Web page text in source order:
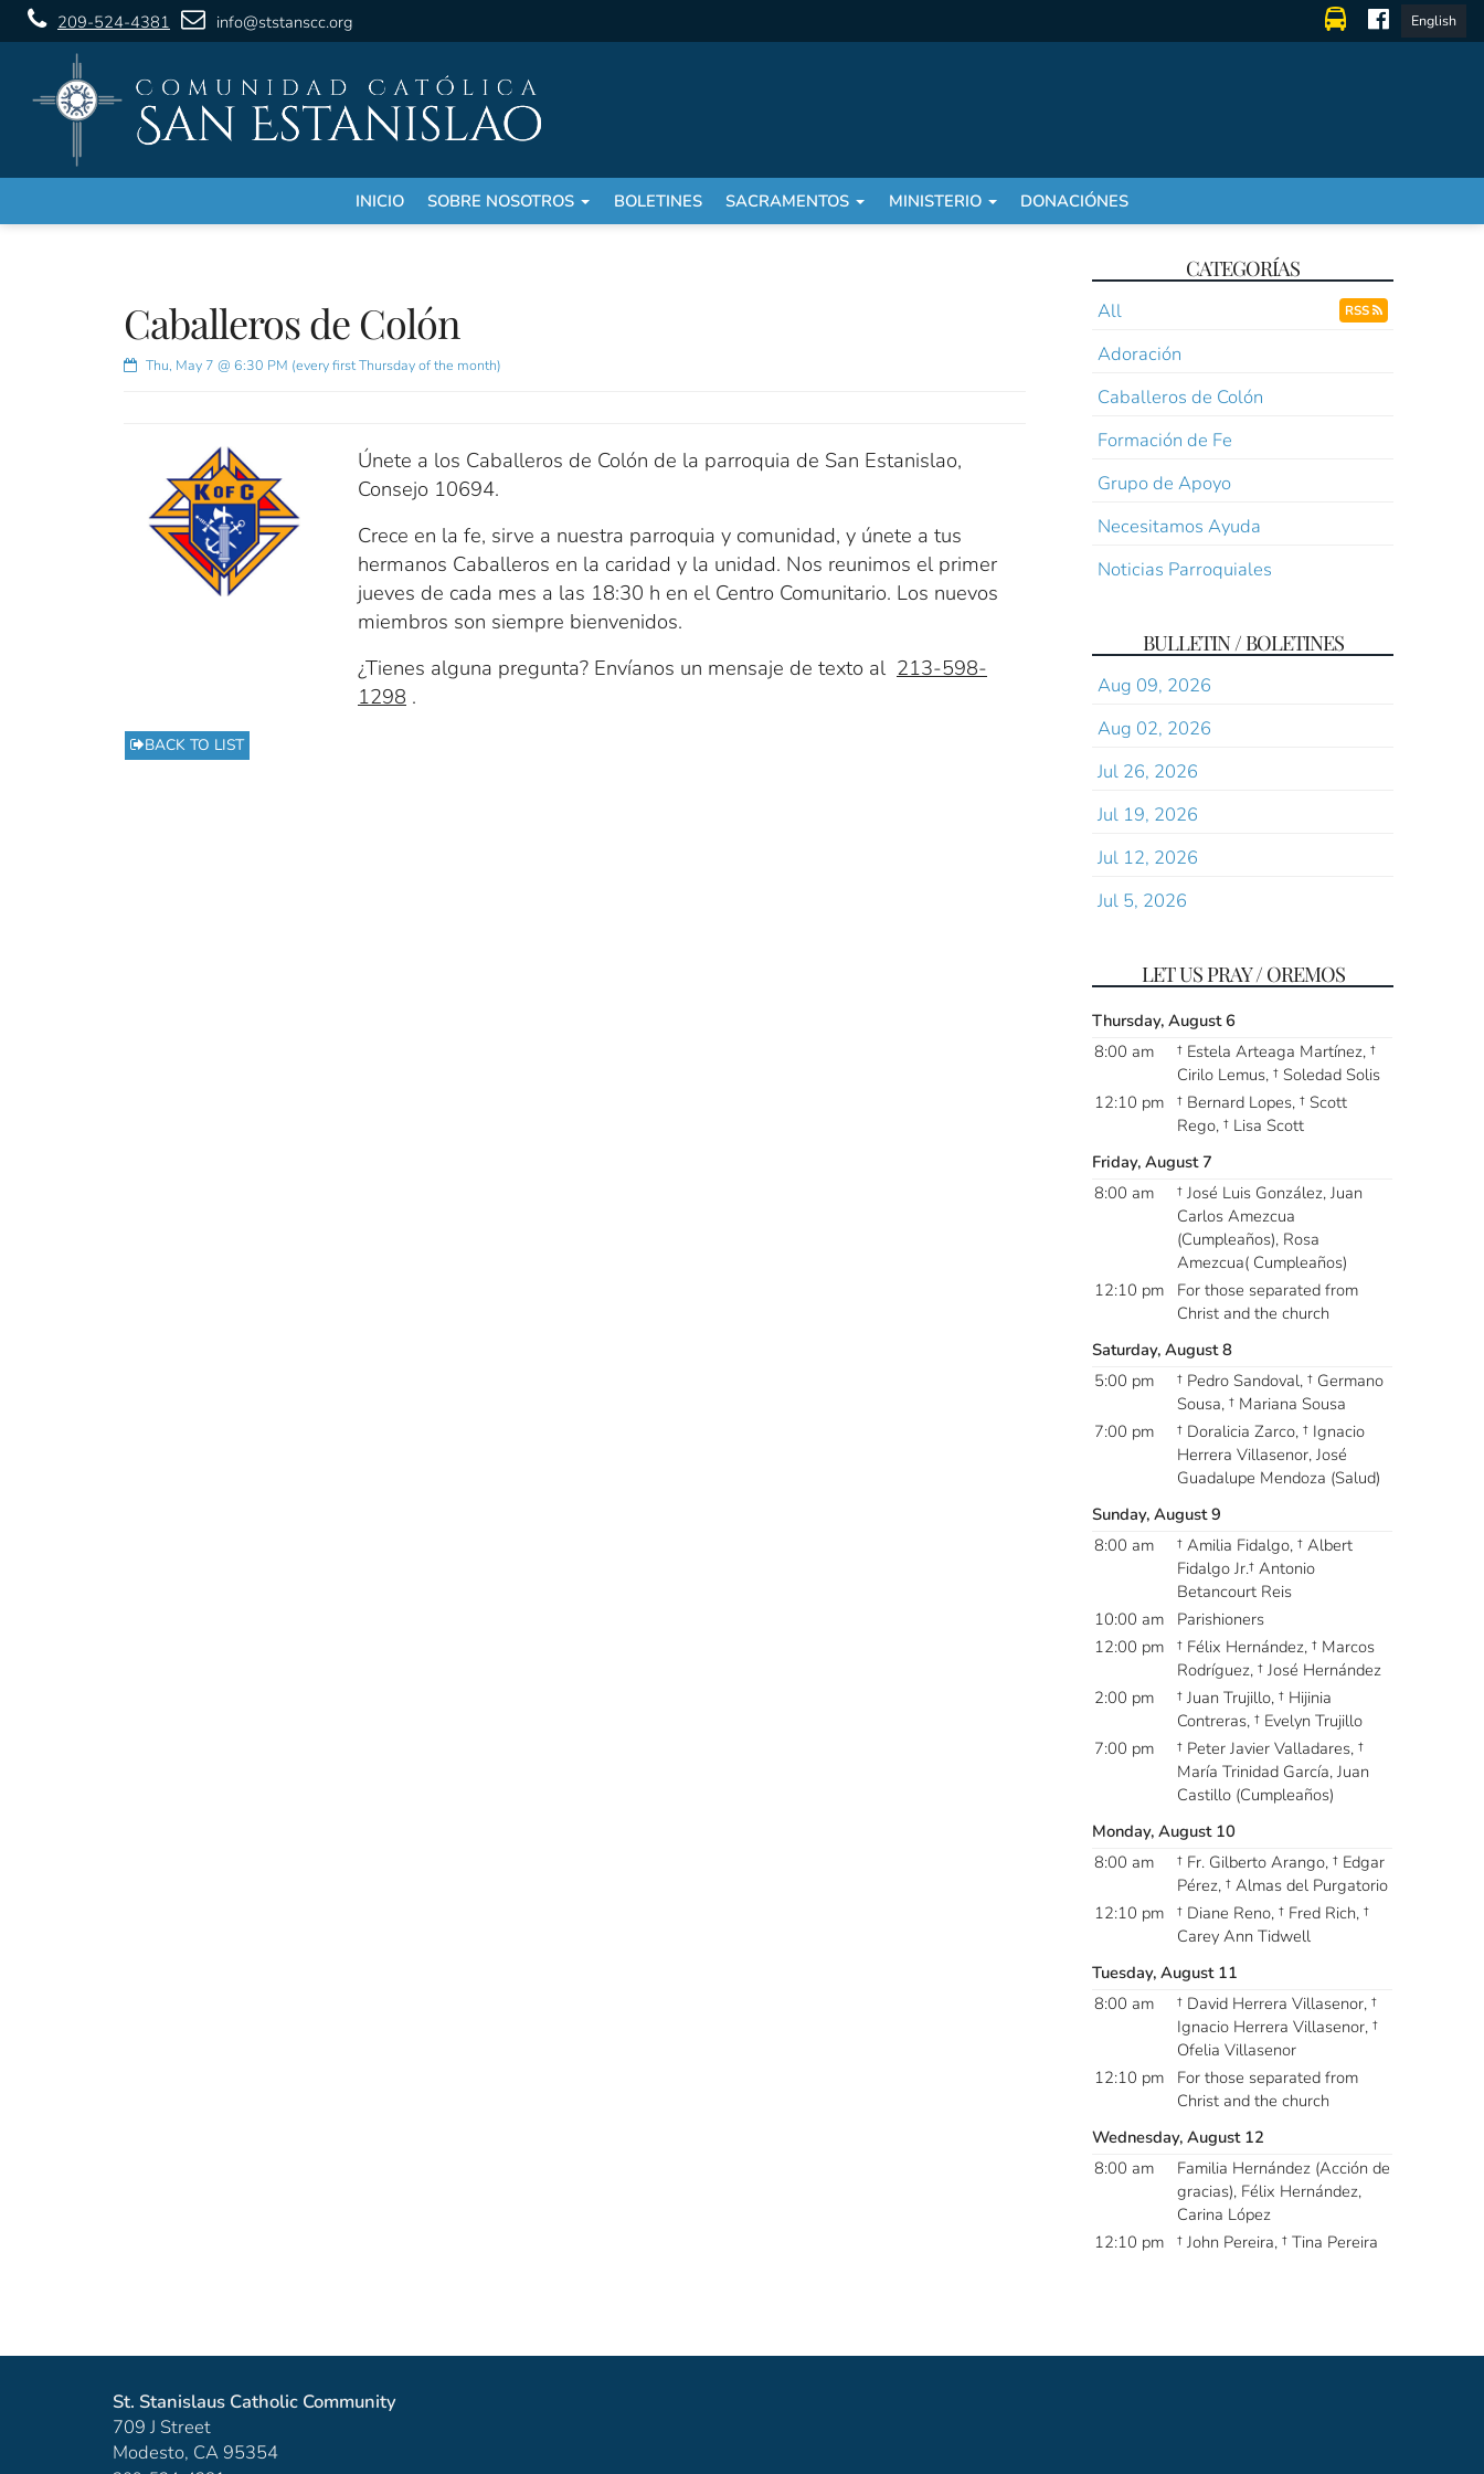
209-524-4381 info@ststanscc.org English
INICIO SOBRE NOSOTROS BOLETINES SACRAMENTOS MINISTERIO DONACIÓNES
Caballeros de Colón
Thu, May 7 @ 6:30 PM (every first Thursday of the month)
Únete a los Caballeros de Colón de la parroquia de San Estanislao,
Consejo 10694.
Crece en la fe, sirve a nuestra parroquia y comunidad, y únete a tus
hermanos Caballeros en la caridad y la unidad. Nos reunimos el primer
jueves de cada mes a las 18:30 h en el Centro Comunitario. Los nuevos
miembros son siempre bienvenidos.
¿Tienes alguna pregunta? Envíanos un mensaje de texto al 213-598-
1298 .
BACK TO LIST
CATEGORÍAS
All RSS
Adoración
Caballeros de Colón
Formación de Fe
Grupo de Apoyo
Necesitamos Ayuda
Noticias Parroquiales
BULLETIN / BOLETINES
Aug 09, 2026
Aug 02, 2026
Jul 26, 2026
Jul 19, 2026
Jul 12, 2026
Jul 5, 2026
LET US PRAY / OREMOS
Thursday, August 6
8:00 am
† Estela Arteaga Martínez, †
Cirilo Lemus, † Soledad Solis
12:10 pm
† Bernard Lopes, † Scott
Rego, † Lisa Scott
Friday, August 7
8:00 am
† José Luis González, Juan
Carlos Amezcua
(Cumpleaños), Rosa
Amezcua( Cumpleaños)
12:10 pm
For those separated from
Christ and the church
Saturday, August 8
5:00 pm
† Pedro Sandoval, † Germano
Sousa, † Mariana Sousa
7:00 pm
† Doralicia Zarco, † Ignacio
Herrera Villasenor, José
Guadalupe Mendoza (Salud)
Sunday, August 9
8:00 am
† Amilia Fidalgo, † Albert
Fidalgo Jr.† Antonio
Betancourt Reis
10:00 am
Parishioners
12:00 pm
† Félix Hernández, † Marcos
Rodríguez, † José Hernández
2:00 pm
† Juan Trujillo, † Hijinia
Contreras, † Evelyn Trujillo
7:00 pm
† Peter Javier Valladares, †
María Trinidad García, Juan
Castillo (Cumpleaños)
Monday, August 10
8:00 am
† Fr. Gilberto Arango, † Edgar
Pérez, † Almas del Purgatorio
12:10 pm
† Diane Reno, † Fred Rich, †
Carey Ann Tidwell
Tuesday, August 11
8:00 am
† David Herrera Villasenor, †
Ignacio Herrera Villasenor, †
Ofelia Villasenor
12:10 pm
For those separated from
Christ and the church
Wednesday, August 12
8:00 am
Familia Hernández (Acción de
gracias), Félix Hernández,
Carina López
12:10 pm
† John Pereira, † Tina Pereira
St. Stanislaus Catholic Community
709 J Street
Modesto, CA 95354